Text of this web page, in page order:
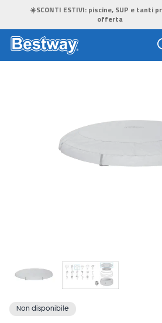
☀️SCONTI ESTIVI: piscine, SUP e tanti
offerta
Non disponibile